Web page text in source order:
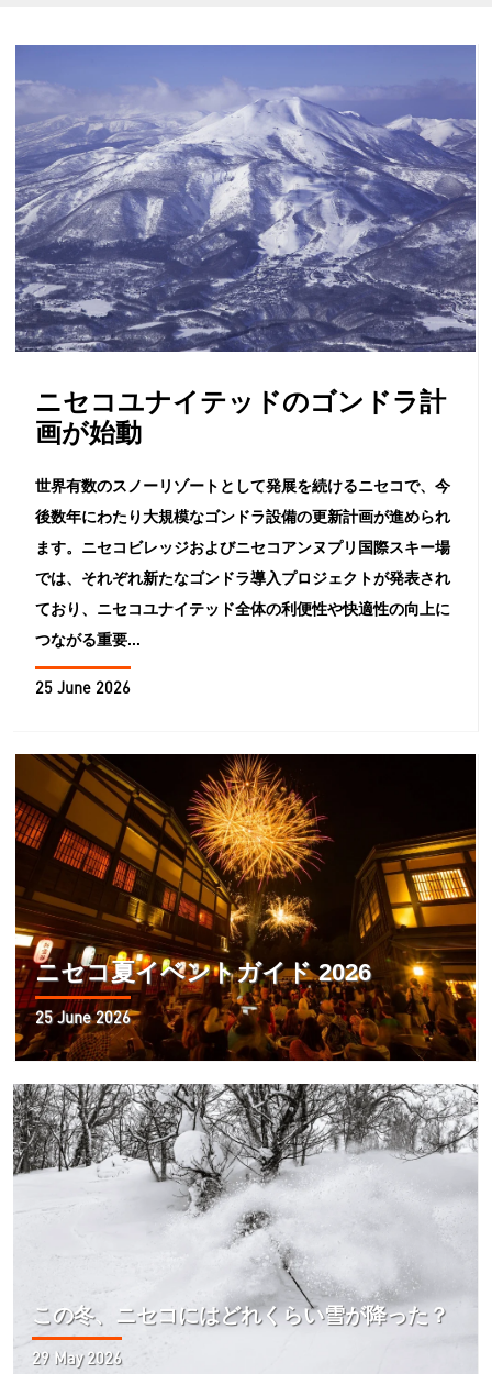
ニセコユナイテッドのゴンドラ計
画が始動
世界有数のスノーリゾートとして発展を続けるニセコで、今
後数年にわたり大規模なゴンドラ設備の更新計画が進められ
ます。ニセコビレッジおよびニセコアンヌプリ国際スキー場
では、それぞれ新たなゴンドラ導入プロジェクトが発表され
ており、ニセコユナイテッド全体の利便性や快適性の向上に
つながる重要...
25 June 2026
ニセコ夏イベントガイド 2026
25 June 2026
この冬、ニセコにはどれくらい雪が降った？
29 May 2026